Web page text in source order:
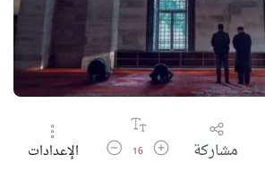
مشاركة زيادة حجم الخط
16 تقليل حجم الخط
الإعدادات